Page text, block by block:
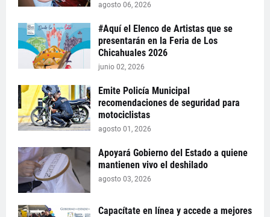
agosto 06, 2026
#Aquí el Elenco de Artistas que se
presentarán en la Feria de Los
Chicahuales 2026
junio 02, 2026
Emite Policía Municipal
recomendaciones de seguridad para
motociclistas
agosto 01, 2026
Apoyará Gobierno del Estado a quiene
mantienen vivo el deshilado
agosto 03, 2026
Capacítate en línea y accede a mejores